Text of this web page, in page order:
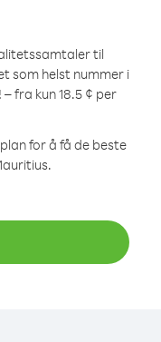
til
som helst nummer i
fra kun 18.5 ¢ per
for å få de beste